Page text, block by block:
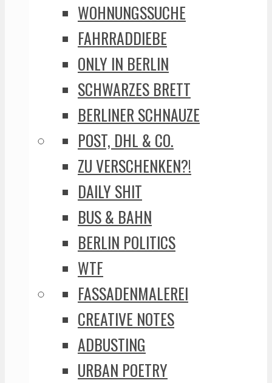
WOHNUNGSSUCHE
FAHRRADDIEBE
ONLY IN BERLIN
SCHWARZES BRETT
BERLINER SCHNAUZE
POST, DHL & CO.
ZU VERSCHENKEN?!
DAILY SHIT
BUS & BAHN
BERLIN POLITICS
WTF
FASSADENMALEREI
CREATIVE NOTES
ADBUSTING
URBAN POETRY